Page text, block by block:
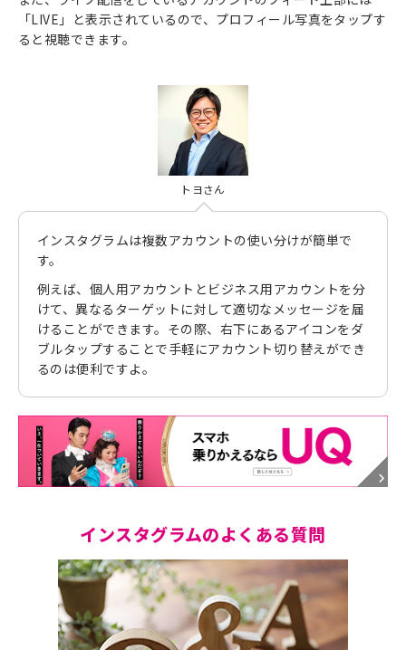
「LIVE」と表示されているので、プロフィール写真をタップす
ると視聴できます。
トヨさん
インスタグラムは複数アカウントの使い分けが簡単で
す。
例えば、個人用アカウントとビジネス用アカウントを分
けて、異なるターゲットに対して適切なメッセージを届
けることができます。その際、右下にあるアイコンをダ
ブルタップすることで手軽にアカウント切り替えができ
るのは便利ですよ。
インスタグラムのよくある質問